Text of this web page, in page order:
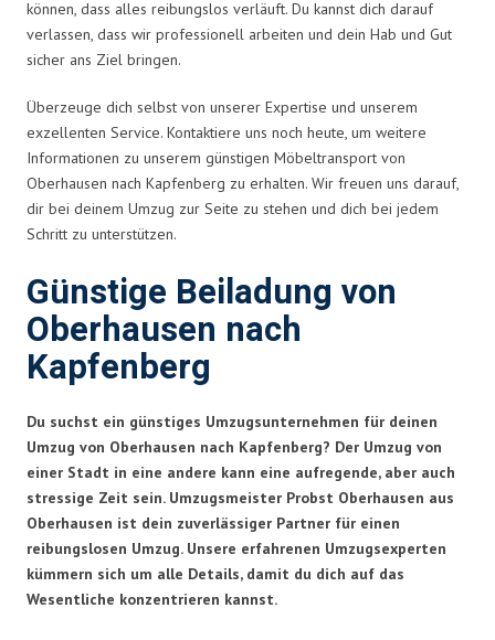
können, dass alles reibungslos verläuft. Du kannst dich darauf
verlassen, dass wir professionell arbeiten und dein Hab und Gut
sicher ans Ziel bringen.
Überzeuge dich selbst von unserer Expertise und unserem
exzellenten Service. Kontaktiere uns noch heute, um weitere
Informationen zu unserem günstigen Möbeltransport von
Oberhausen nach Kapfenberg zu erhalten. Wir freuen uns darauf,
dir bei deinem Umzug zur Seite zu stehen und dich bei jedem
Schritt zu unterstützen.
Günstige Beiladung von
Oberhausen nach
Kapfenberg
Du suchst ein günstiges Umzugsunternehmen für deinen
Umzug von Oberhausen nach Kapfenberg? Der Umzug von
einer Stadt in eine andere kann eine aufregende, aber auch
stressige Zeit sein. Umzugsmeister Probst Oberhausen aus
Oberhausen ist dein zuverlässiger Partner für einen
reibungslosen Umzug. Unsere erfahrenen Umzugsexperten
kümmern sich um alle Details, damit du dich auf das
Wesentliche konzentrieren kannst.